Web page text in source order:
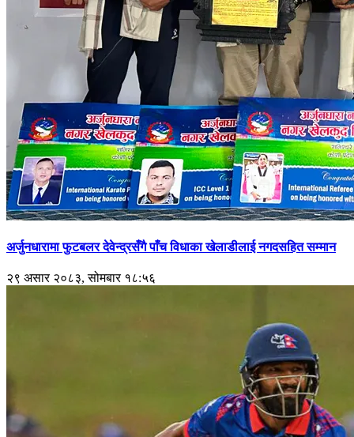
अर्जुनधारामा फुटबलर देवेन्द्रसँगै पाँच विधाका खेलाडीलाई नगदसहित सम्मान
२९ असार २०८३, सोमबार १८:५६